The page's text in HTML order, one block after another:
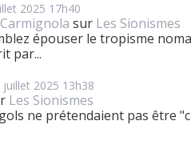
2025 17h40
sur Les Sionismes
épouser le tropisme
par...
juillet 2025 13h38
Les Sionismes
ne prétendaient pas être